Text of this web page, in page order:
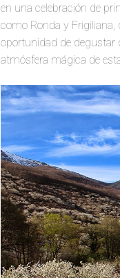
en una celebración de
como Ronda y Frigiliana,
oportunidad de degustar
atmósfera mágica de